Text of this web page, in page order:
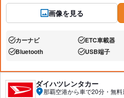
画像を見る
あり:カーナビ あり:ETC車載器
あり:Bluetooth あり:USB端子
ダイハツレンタカー
那覇空港から車で20分・無